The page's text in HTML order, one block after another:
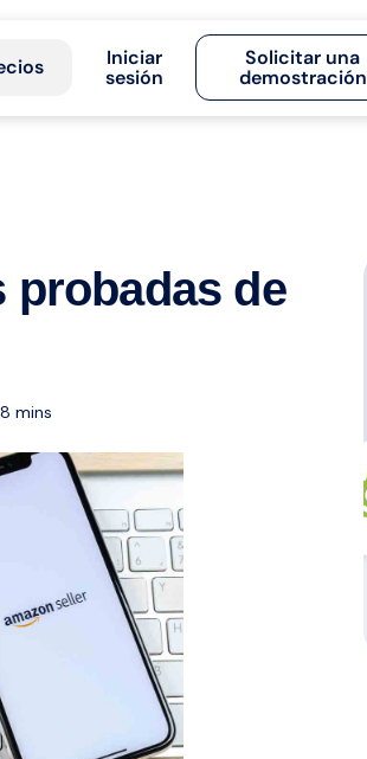
Iniciar
sesión
Solicitar una
demostración
probadas de
8 mins